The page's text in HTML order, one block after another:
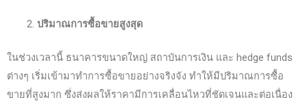
ปริมาณการซื้อขายสูงสุด
ในช่วงเวลานี้ ธนาคารขนาดใหญ่ สถาบันการเงิน และ hedge funds
ต่างๆ เริ่มเข้ามาทำการซื้อขายอย่างจริงจัง ทำให้มีปริมาณการซื้อ
ขายที่สูงมาก ซึ่งส่งผลให้ราคามีการเคลื่อนไหวที่ชัดเจนและต่อเนื่อง